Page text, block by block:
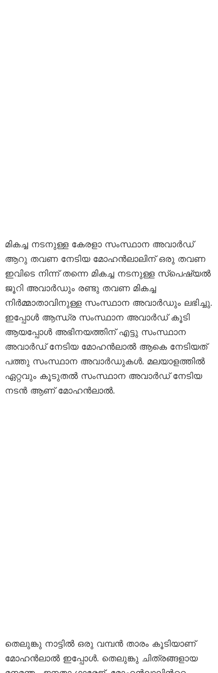
മികച്ച നടനുള്ള കേരളാ സംസ്ഥാന അവാർഡ്
ആറു തവണ നേടിയ മോഹൻലാലിന് ഒരു തവണ
ഇവിടെ നിന്ന് തന്നെ മികച്ച നടനുള്ള സ്പെഷ്യൽ
ജൂറി അവാർഡും രണ്ടു തവണ മികച്ച
നിർമ്മാതാവിനുള്ള സംസ്ഥാന അവാർഡും ലഭിച്ചു.
ഇപ്പോൾ ആന്ധ്ര സംസ്ഥാന അവാർഡ് കൂടി
ആയപ്പോൾ അഭിനയത്തിന് എട്ടു സംസ്ഥാന
അവാർഡ് നേടിയ മോഹൻലാൽ ആകെ നേടിയത്
പത്തു സംസ്ഥാന അവാർഡുകൾ. മലയാളത്തിൽ
ഏറ്റവും കൂടുതൽ സംസ്ഥാന അവാർഡ്‌ നേടിയ
നടൻ ആണ് മോഹൻലാൽ.
തെലുങ്കു നാട്ടിൽ ഒരു വമ്പൻ താരം കൂടിയാണ്
മോഹൻലാൽ ഇപ്പോൾ. തെലുങ്കു ചിത്രങ്ങളായ